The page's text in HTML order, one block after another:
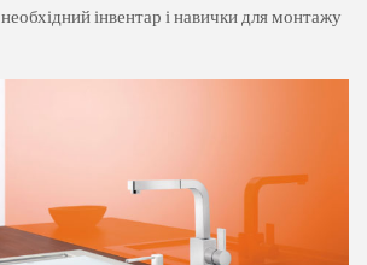
інвентар і навички для монтажу